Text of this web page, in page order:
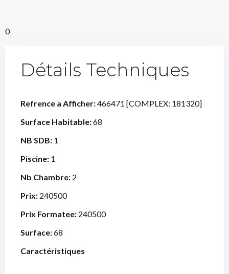
0
Détails Techniques
Refrence a Afficher:466471 [COMPLEX: 181320]
Surface Habitable:68
NB SDB: 1
Piscine: 1
Nb Chambre: 2
Prix: 240500
Prix Formatee: 240500
Surface:68
Caractéristiques